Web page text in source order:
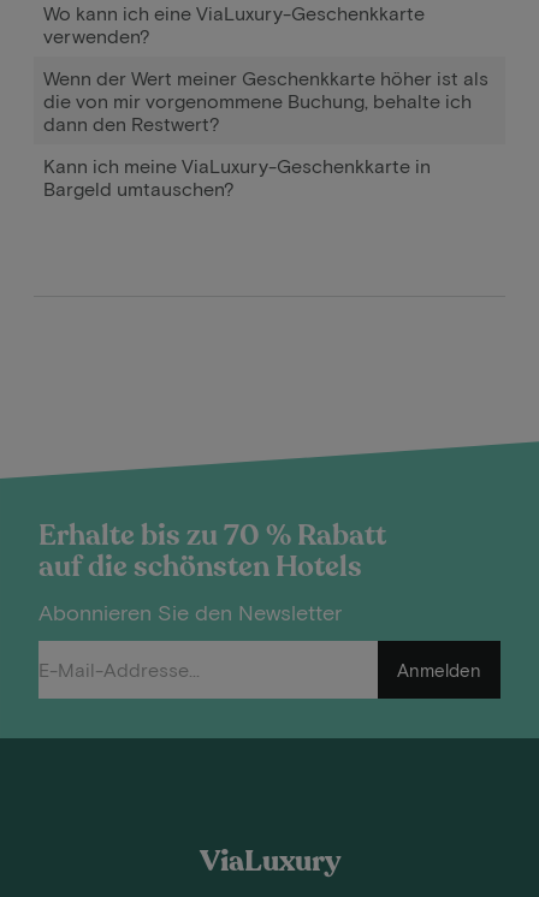
Wo kann ich eine ViaLuxury-Geschenkkarte
verwenden?
Wenn der Wert meiner Geschenkkarte höher ist als
die von mir vorgenommene Buchung, behalte ich
dann den Restwert?
Kann ich meine ViaLuxury-Geschenkkarte in
Bargeld umtauschen?
Erhalte bis zu 70 % Rabatt
auf die schönsten Hotels
Abonnieren Sie den Newsletter
Anmelden
ViaLuxury